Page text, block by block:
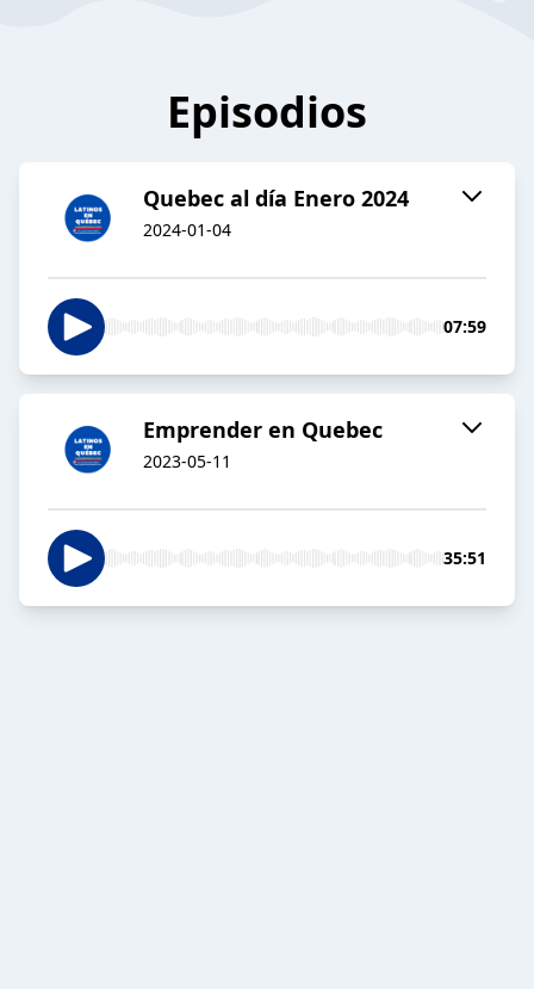
Episodios
Quebec al día Enero 2024
2024-01-04
07:59
Emprender en Quebec
2023-05-11
35:51